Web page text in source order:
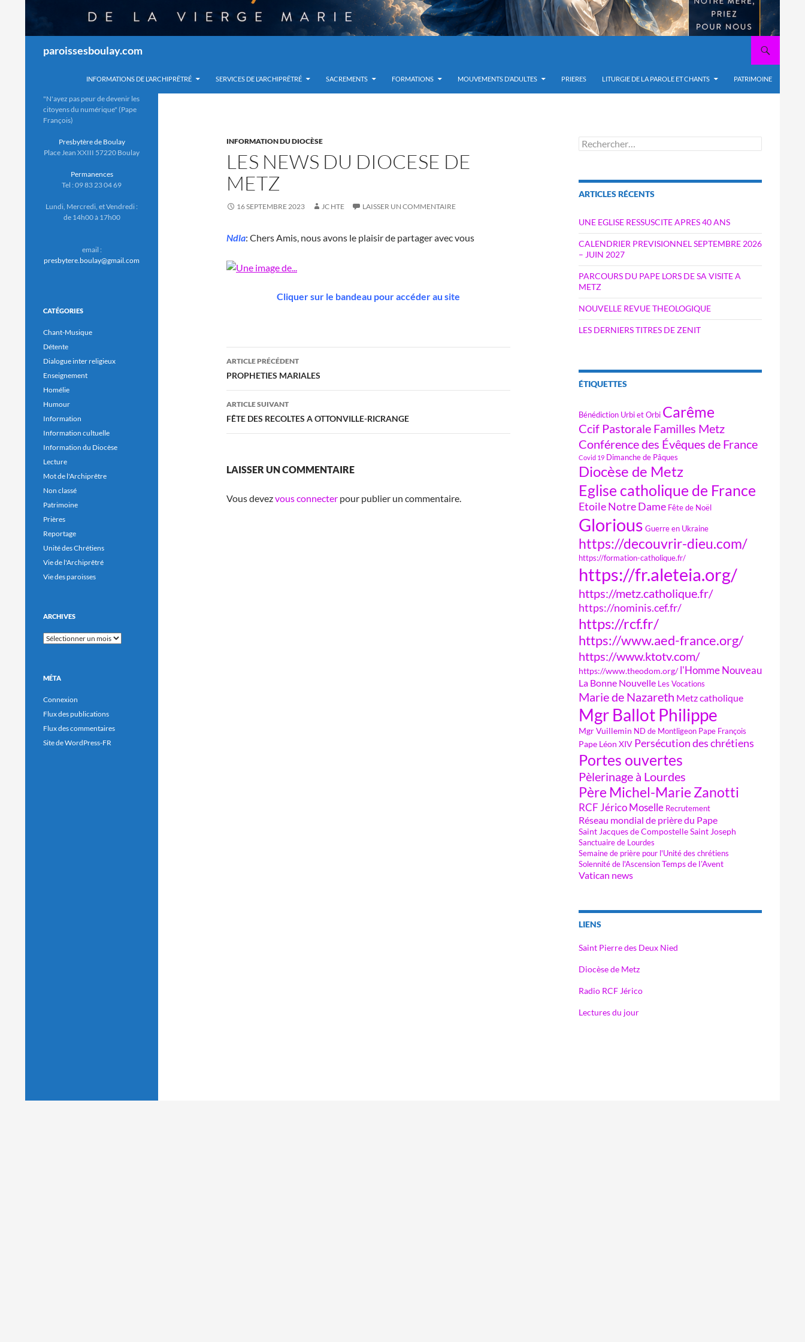
paroissesboulay.com
INFORMATIONS DE L’ARCHIPRÊTRÉ SERVICES DE L’ARCHIPRÊTRÉ SACREMENTS FORMATIONS MOUVEMENTS D’ADULTES PRIERES LITURGIE DE LA PAROLE ET CHANTS PATRIMOINE
INFORMATION DU DIOCÈSE
LES NEWS DU DIOCESE DE
METZ
16 SEPTEMBRE 2023 JC HTE LAISSER UN COMMENTAIRE
Ndla: Chers Amis, nous avons le plaisir de partager avec vous
Cliquer sur le bandeau pour accéder au site
Navigation
des
articles
ARTICLE PRÉCÉDENT
PROPHETIES MARIALES
ARTICLE SUIVANT
FÊTE DES RECOLTES A OTTONVILLE-RICRANGE
LAISSER UN COMMENTAIRE
Vous devezvous connecter pour publier un commentaire.
Rechercher :
ARTICLES RÉCENTS
UNE EGLISE RESSUSCITE APRES 40 ANS
CALENDRIER PREVISIONNEL SEPTEMBRE 2026
– JUIN 2027
PARCOURS DU PAPE LORS DE SA VISITE A
METZ
NOUVELLE REVUE THEOLOGIQUE
LES DERNIERS TITRES DE ZENIT
ÉTIQUETTES
Bénédiction Urbi et Orbi Carême
Ccif Pastorale Familles Metz
Conférence des Évêques de France
Covid 19 Dimanche de Pâques
Diocèse de Metz
Eglise catholique de France
Etoile Notre Dame Fête de Noël
Glorious Guerre en Ukraine
https://decouvrir-dieu.com/
https://formation-catholique.fr/
https://fr.aleteia.org/
https://metz.catholique.fr/
https://nominis.cef.fr/
https://rcf.fr/
https://www.aed-france.org/
https://www.ktotv.com/
https://www.theodom.org/ l'Homme Nouveau
La Bonne Nouvelle Les Vocations
Marie de Nazareth Metz catholique
Mgr Ballot Philippe
Mgr Vuillemin ND de Montligeon Pape François
Pape Léon XIV Persécution des chrétiens
Portes ouvertes
Pèlerinage à Lourdes
Père Michel-Marie Zanotti
RCF Jérico Moselle Recrutement
Réseau mondial de prière du Pape
Saint Jacques de CompostelleSaint Joseph
Sanctuaire de Lourdes
Semaine de prière pour l'Unité des chrétiens
Solennité de l'AscensionTemps de l'Avent
Vatican news
LIENS
Saint Pierre des Deux Nied
Diocèse de Metz
Radio RCF Jérico
Lectures du jour
"N'ayez pas peur de devenir les
citoyens du numérique" (Pape
François)
Presbytère de Boulay
Place Jean XXIII 57220 Boulay
Permanences
Tel : 09 83 23 04 69
Lundi, Mercredi, et Vendredi :
de 14h00 à 17h00
email :
presbytere.boulay@gmail.com
CATÉGORIES
Chant-Musique
Détente
Dialogue inter religieux
Enseignement
Homélie
Humour
Information
Information cultuelle
Information du Diocèse
Lecture
Mot de l'Archiprêtre
Non classé
Patrimoine
Prières
Reportage
Unité des Chrétiens
Vie de l'Archiprêtré
Vie des paroisses
ARCHIVES
Archives
MÉTA
Connexion
Flux des publications
Flux des commentaires
Site de WordPress-FR